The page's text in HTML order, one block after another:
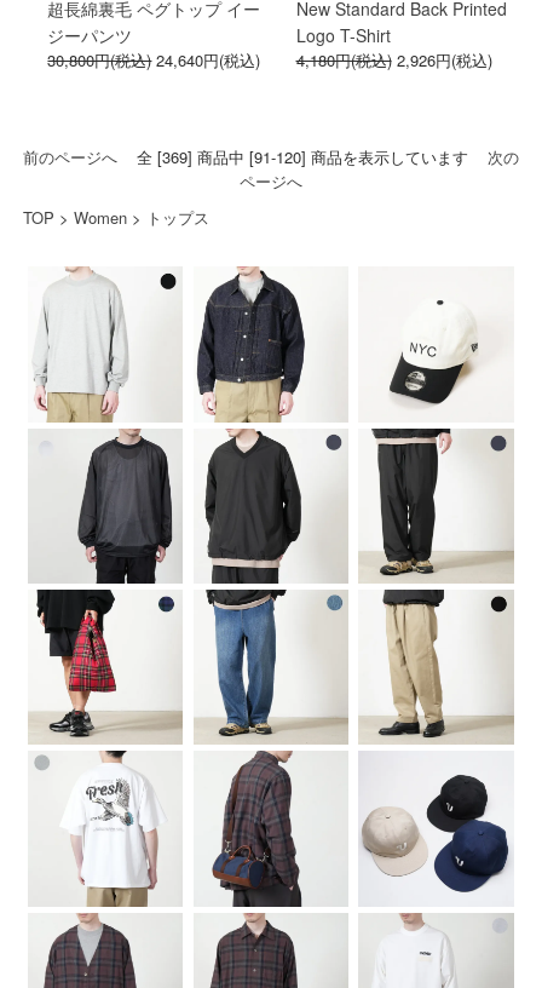
超長綿裏毛 ペグトップ イー
ジーパンツ
30,800円(税込) 24,640円(税込)
New Standard Back Printed
Logo T-Shirt
4,180円(税込) 2,926円(税込)
前のページへ 全 [369] 商品中 [91-120] 商品を表示しています 次の
ページへ
TOP > Women> トップス